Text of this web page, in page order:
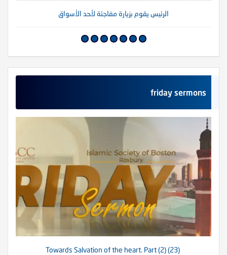
الرئيس يقوم بزيارة مفاجئة لأحد الأسواق
friday sermons
(23) Towards Salvation of the heart. Part (2)